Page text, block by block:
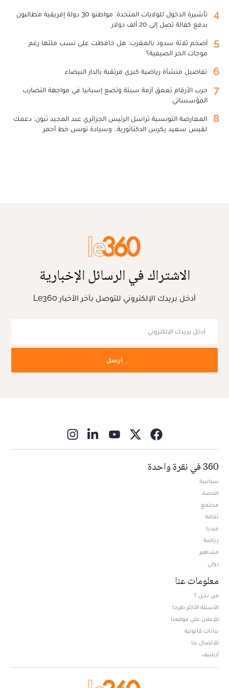
4
تأشيرة الدخول للولايات المتحدة: مواطنو 30 دولة إفريقية مطالبون
بدفع كفالة تصل إلى 20 ألف دولار
5
أضخم ثلاثة سدود بالمغرب: هل حافظت على نسب ملئها رغم
موجات الحر الصيفية؟
6 تفاصيل منشأة رياضية كبرى مرتقبة بالدار البيضاء
7
حرب الأرقام تعمق أزمة سبتة وتضع إسبانيا في مواجهة التضارب
المؤسساتي
8
المعارضة التونسية تراسل الرئيس الجزائري عبد المجيد تبون: دعمك
لقيس سعيد يكرس الدكتاتورية.. وسيادة تونس خط أحمر
الاشتراك في الرسائل الإخبارية
أدخل بريدك الإلكتروني للتوصل بآخر الأخبار Le360
أرسل
360 في نقرة واحدة
سياسة
اقتصاد
مجتمع
ثقافة
ميديا
رياضة
مشاهير
دولي
معلومات عنا
من نحن ؟
الأسئلة الأكثر طرحا
للإعلان على موقعنا
بيانات قانونية
للإتصال بنا
أرشيف